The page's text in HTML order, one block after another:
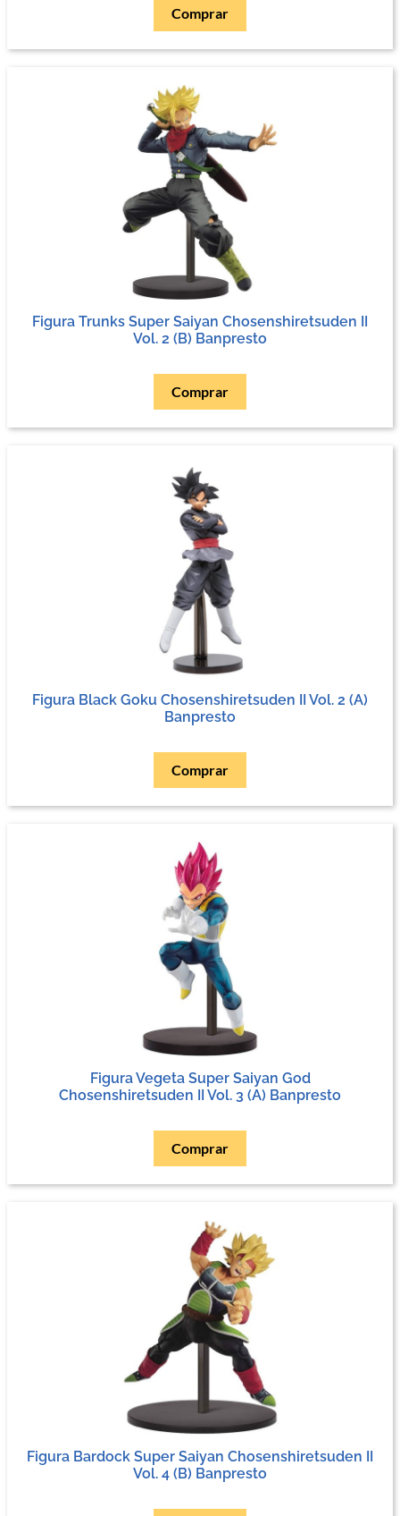
Comprar
Figura Trunks Super Saiyan Chosenshiretsuden II
Vol. 2 (B) Banpresto
Comprar
Figura Black Goku Chosenshiretsuden II Vol. 2 (A)
Banpresto
Comprar
Figura Vegeta Super Saiyan God
Chosenshiretsuden II Vol. 3 (A) Banpresto
Comprar
Figura Bardock Super Saiyan Chosenshiretsuden II
Vol. 4 (B) Banpresto